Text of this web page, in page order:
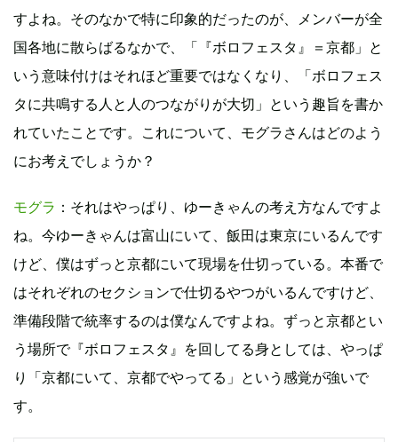
すよね。そのなかで特に印象的だったのが、メンバーが全
国各地に散らばるなかで、「『ボロフェスタ』＝京都」と
いう意味付けはそれほど重要ではなくなり、「ボロフェス
タに共鳴する人と人のつながりが大切」という趣旨を書か
れていたことです。これについて、モグラさんはどのよう
にお考えでしょうか？
モグラ ：それはやっぱり、ゆーきゃんの考え方なんですよ
ね。今ゆーきゃんは富山にいて、飯田は東京にいるんです
けど、僕はずっと京都にいて現場を仕切っている。本番で
はそれぞれのセクションで仕切るやつがいるんですけど、
準備段階で統率するのは僕なんですよね。ずっと京都とい
う場所で『ボロフェスタ』を回してる身としては、やっぱ
り「京都にいて、京都でやってる」という感覚が強いで
す。